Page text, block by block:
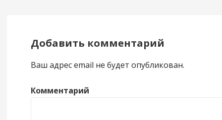
Добавить комментарий
Ваш адрес email не будет опубликован.
Комментарий